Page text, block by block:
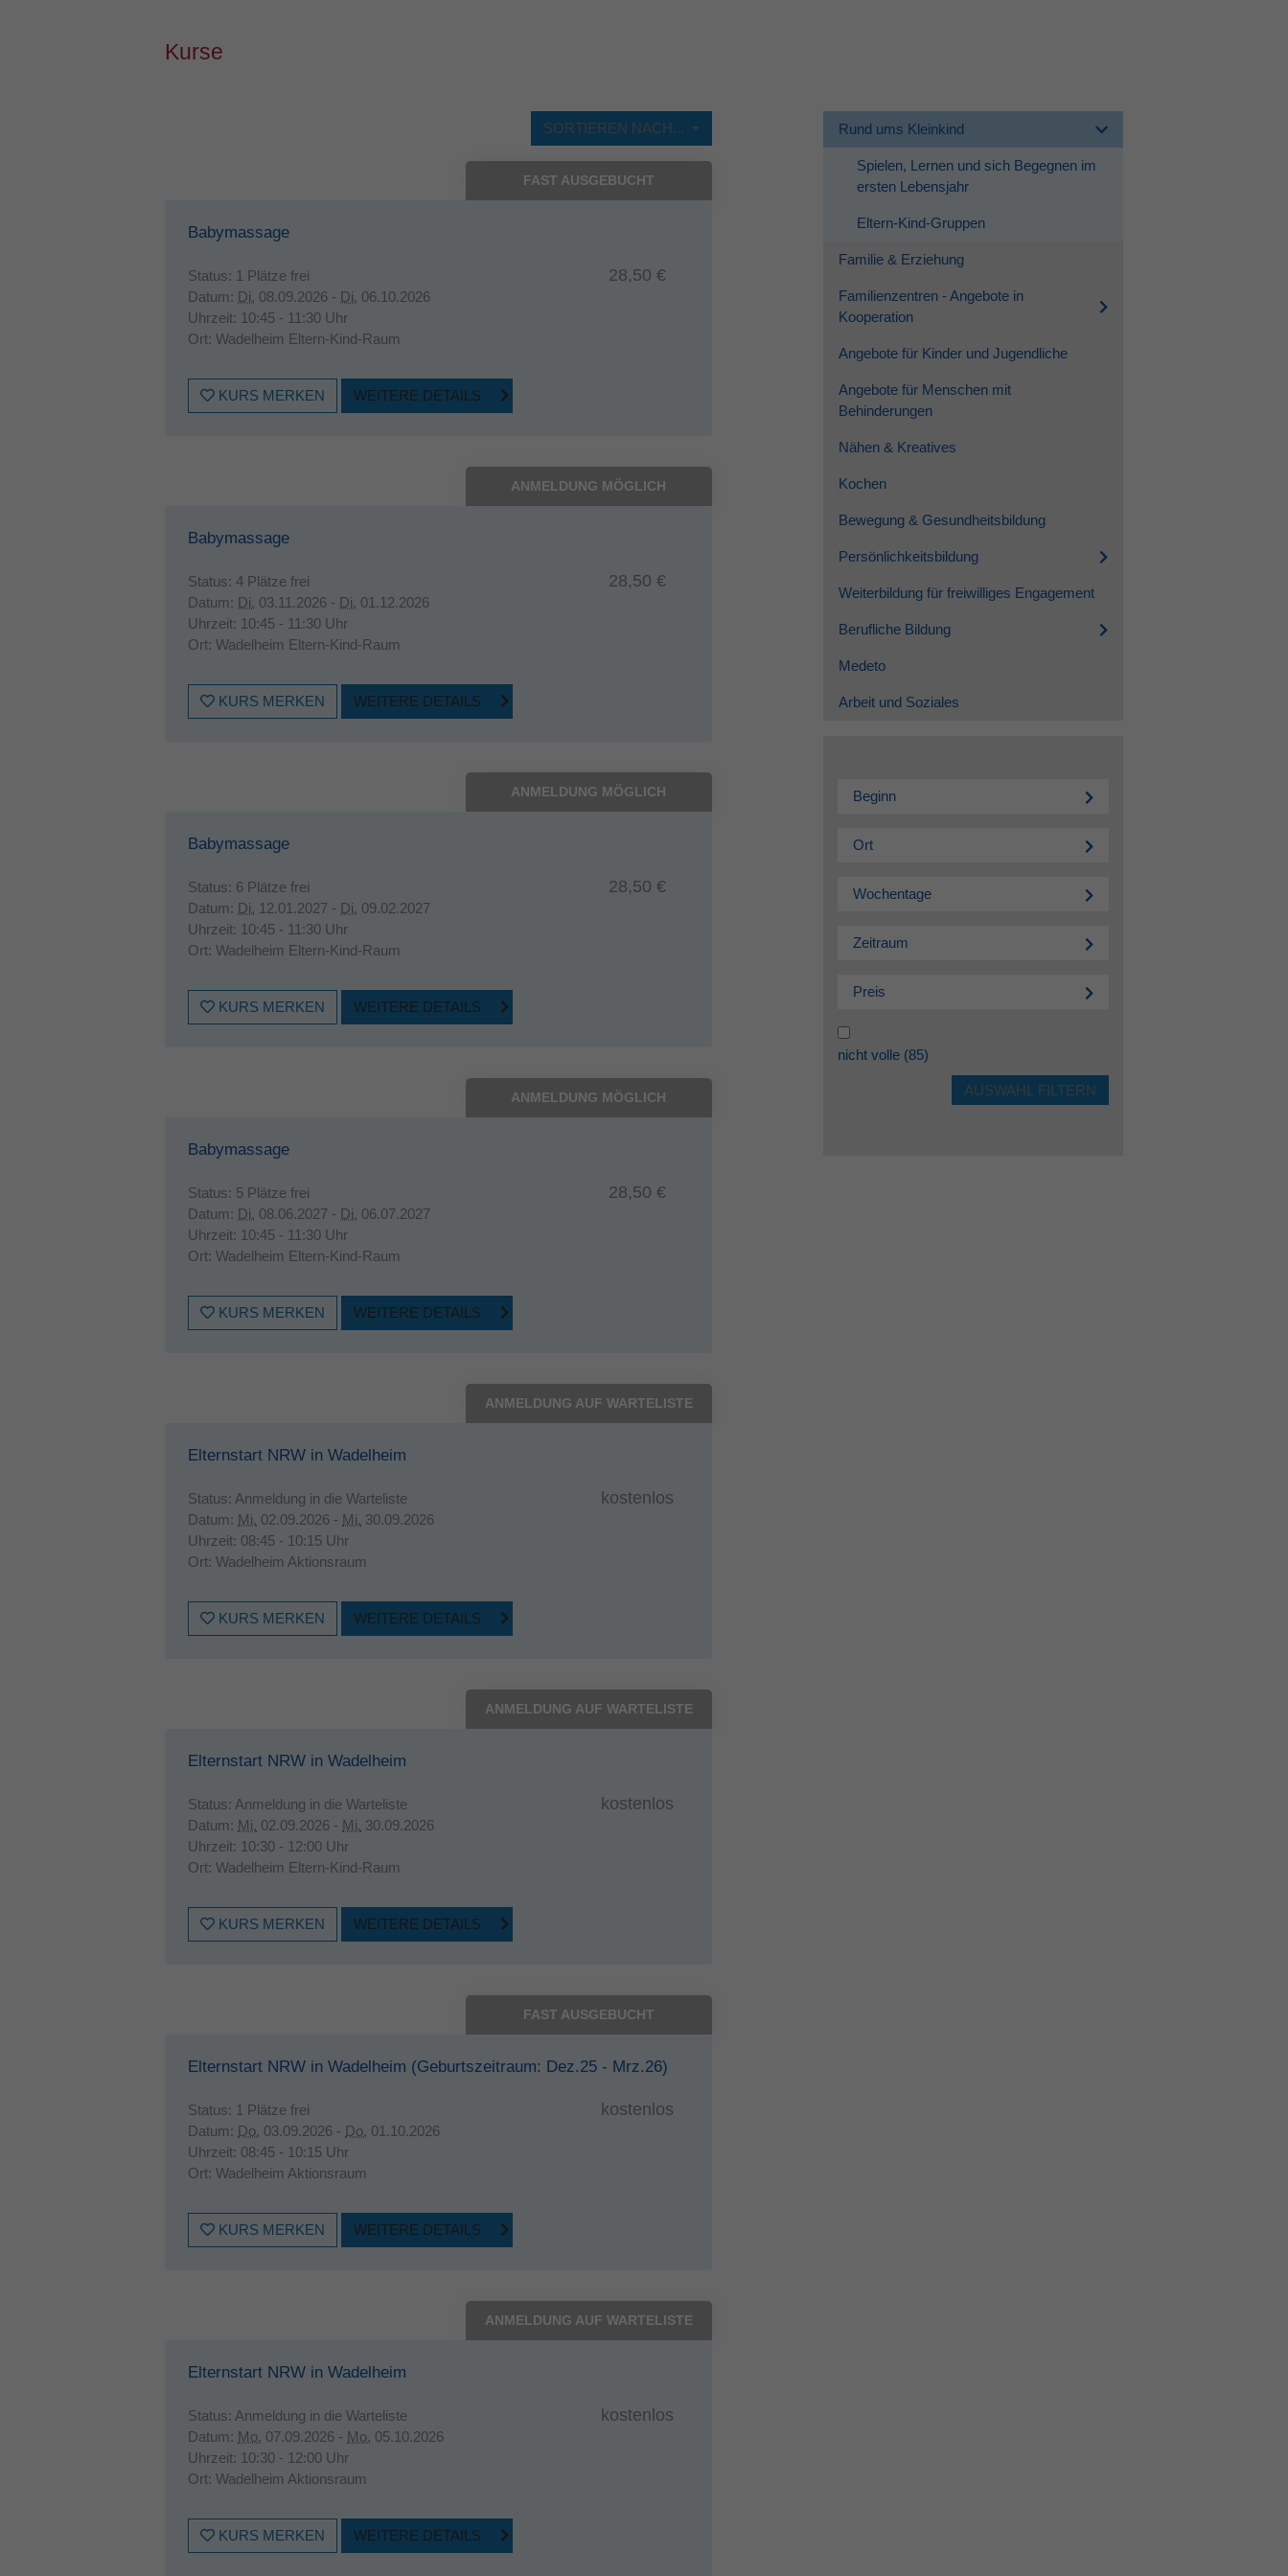
Kurse
SORTIEREN NACH...
FAST AUSGEBUCHT
Babymassage
Status: 1 Plätze frei
Datum: Di. 08.09.2026 - Di. 06.10.2026
Uhrzeit: 10:45 - 11:30 Uhr
Ort: Wadelheim Eltern-Kind-Raum
28,50 €
KURS MERKEN WEITERE DETAILS
ANMELDUNG MÖGLICH
Babymassage
Status: 4 Plätze frei
Datum: Di. 03.11.2026 - Di. 01.12.2026
Uhrzeit: 10:45 - 11:30 Uhr
Ort: Wadelheim Eltern-Kind-Raum
28,50 €
KURS MERKEN WEITERE DETAILS
ANMELDUNG MÖGLICH
Babymassage
Status: 6 Plätze frei
Datum: Di. 12.01.2027 - Di. 09.02.2027
Uhrzeit: 10:45 - 11:30 Uhr
Ort: Wadelheim Eltern-Kind-Raum
28,50 €
KURS MERKEN WEITERE DETAILS
ANMELDUNG MÖGLICH
Babymassage
Status: 5 Plätze frei
Datum: Di. 08.06.2027 - Di. 06.07.2027
Uhrzeit: 10:45 - 11:30 Uhr
Ort: Wadelheim Eltern-Kind-Raum
28,50 €
KURS MERKEN WEITERE DETAILS
ANMELDUNG AUF WARTELISTE
Elternstart NRW in Wadelheim
Status: Anmeldung in die Warteliste
Datum: Mi. 02.09.2026 - Mi. 30.09.2026
Uhrzeit: 08:45 - 10:15 Uhr
Ort: Wadelheim Aktionsraum
kostenlos
KURS MERKEN WEITERE DETAILS
ANMELDUNG AUF WARTELISTE
Elternstart NRW in Wadelheim
Status: Anmeldung in die Warteliste
Datum: Mi. 02.09.2026 - Mi. 30.09.2026
Uhrzeit: 10:30 - 12:00 Uhr
Ort: Wadelheim Eltern-Kind-Raum
kostenlos
KURS MERKEN WEITERE DETAILS
FAST AUSGEBUCHT
Elternstart NRW in Wadelheim (Geburtszeitraum: Dez.25 - Mrz.26)
Status: 1 Plätze frei
Datum: Do. 03.09.2026 - Do. 01.10.2026
Uhrzeit: 08:45 - 10:15 Uhr
Ort: Wadelheim Aktionsraum
kostenlos
KURS MERKEN WEITERE DETAILS
ANMELDUNG AUF WARTELISTE
Elternstart NRW in Wadelheim
Status: Anmeldung in die Warteliste
Datum: Mo. 07.09.2026 - Mo. 05.10.2026
Uhrzeit: 10:30 - 12:00 Uhr
Ort: Wadelheim Aktionsraum
kostenlos
KURS MERKEN WEITERE DETAILS
Rund ums Kleinkind
Spielen, Lernen und sich Begegnen im
ersten Lebensjahr
Eltern-Kind-Gruppen
Familie & Erziehung
Familienzentren - Angebote in
Kooperation
Angebote für Kinder und Jugendliche
Angebote für Menschen mit
Behinderungen
Nähen & Kreatives
Kochen
Bewegung & Gesundheitsbildung
Persönlichkeitsbildung
Weiterbildung für freiwilliges Engagement
Berufliche Bildung
Medeto
Arbeit und Soziales
Beginn
Ort
Wochentage
Zeitraum
Preis
nicht volle(85)